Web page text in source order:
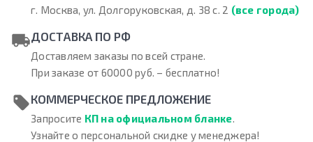
г. Москва, ул. Долгоруковская, д. 38 с. 2 (все города)
ДОСТАВКА ПО РФ
Доставляем заказы по всей стране.
При заказе от 60000 руб. – бесплатно!
КОММЕРЧЕСКОЕ ПРЕДЛОЖЕНИЕ
Запросите КП на официальном бланке.
Узнайте о персональной скидке у менеджера!